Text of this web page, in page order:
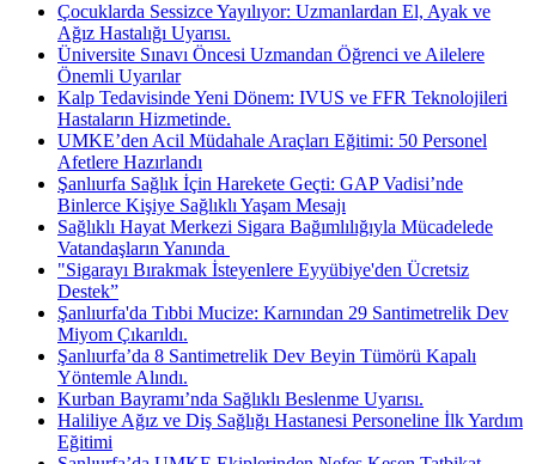
Çocuklarda Sessizce Yayılıyor: Uzmanlardan El, Ayak ve
Ağız Hastalığı Uyarısı.
Üniversite Sınavı Öncesi Uzmandan Öğrenci ve Ailelere
Önemli Uyarılar
Kalp Tedavisinde Yeni Dönem: IVUS ve FFR Teknolojileri
Hastaların Hizmetinde.
UMKE’den Acil Müdahale Araçları Eğitimi: 50 Personel
Afetlere Hazırlandı
Şanlıurfa Sağlık İçin Harekete Geçti: GAP Vadisi’nde
Binlerce Kişiye Sağlıklı Yaşam Mesajı
Sağlıklı Hayat Merkezi Sigara Bağımlılığıyla Mücadelede
Vatandaşların Yanında ​
"Sigarayı Bırakmak İsteyenlere Eyyübiye'den Ücretsiz
Destek”
Şanlıurfa'da Tıbbi Mucize: Karnından 29 Santimetrelik Dev
Miyom Çıkarıldı.
Şanlıurfa’da 8 Santimetrelik Dev Beyin Tümörü Kapalı
Yöntemle Alındı.
Kurban Bayramı’nda Sağlıklı Beslenme Uyarısı.
Haliliye Ağız ve Diş Sağlığı Hastanesi Personeline İlk Yardım
Eğitimi